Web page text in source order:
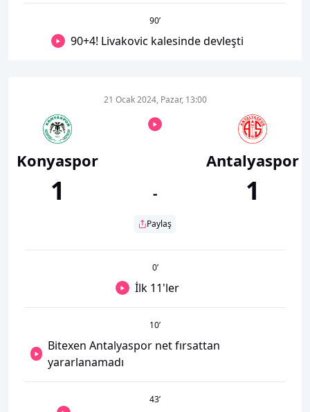
90’
90+4! Livakovic kalesinde devleşti
Konyaspor
1
21 Ocak 2024, Pazar, 13:00
-
Paylaş
Antalyaspor
1
0’
İlk 11'ler
10’
Bitexen Antalyaspor net fırsattan
yararlanamadı
43’